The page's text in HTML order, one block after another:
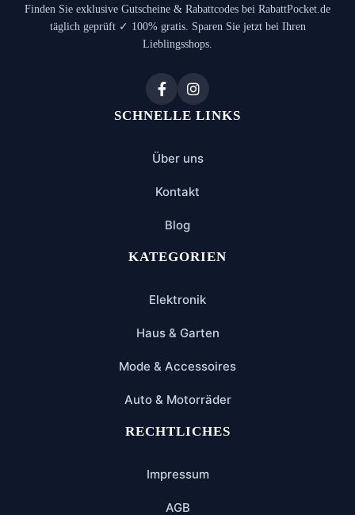
Finden Sie exklusive Gutscheine & Rabattcodes bei RabattPocket.de
täglich geprüft ✓ 100% gratis. Sparen Sie jetzt bei Ihren
Lieblingsshops.
SCHNELLE LINKS
Über uns
Kontakt
Blog
KATEGORIEN
Elektronik
Haus & Garten
Mode & Accessoires
Auto & Motorräder
RECHTLICHES
Impressum
AGB